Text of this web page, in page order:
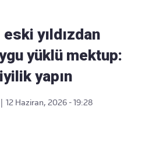
yıldızdan
yüklü mektup:
yapın
12 Haziran, 2026 - 19:28